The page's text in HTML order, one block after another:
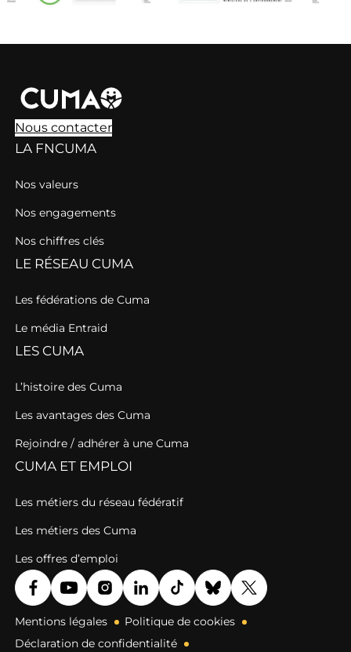
Nous contacter
LA FNCUMA
Nos valeurs
Nos engagements
Nos chiffres clés
LE RÉSEAU CUMA
Les fédérations de Cuma
Le média Entraid
LES CUMA
L’histoire des Cuma
Les avantages des Cuma
Rejoindre / adhérer à une Cuma
CUMA ET EMPLOI
Les métiers du réseau fédératif
Les métiers des Cuma
Les offres d’emploi
Mentions légales
Politique de cookies
Déclaration de confidentialité